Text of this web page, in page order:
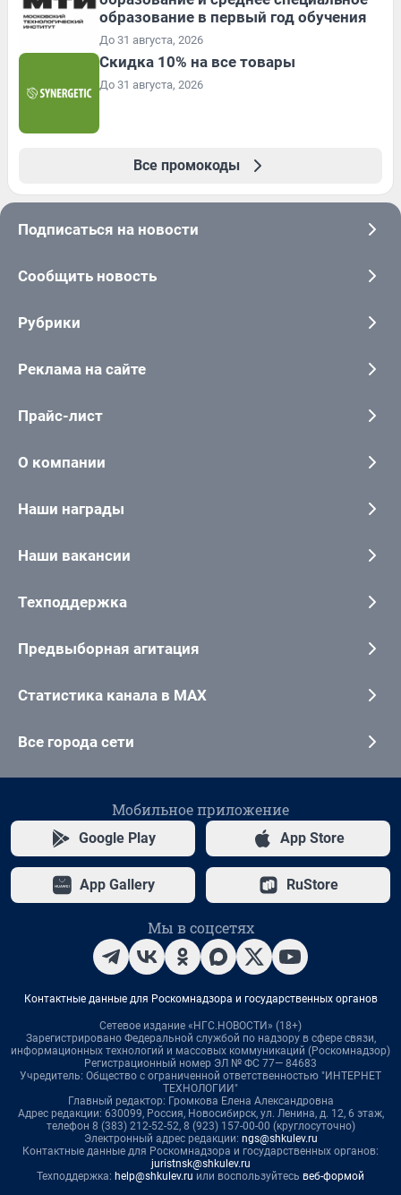
образование в первый год обучения
До 31 августа, 2026
Скидка 10% на все товары
До 31 августа, 2026
Все промокоды
Подписаться на новости
Сообщить новость
Рубрики
Реклама на сайте
Прайс-лист
О компании
Наши награды
Наши вакансии
Техподдержка
Предвыборная агитация
Статистика канала в MAX
Все города сети
Мобильное приложение
Google Play App Store
App Gallery RuStore
Мы в соцсетях
Контактные данные для Роскомнадзора и государственных органов
Сетевое издание «НГС.НОВОСТИ» (18+)
Зарегистрировано Федеральной службой по надзору в сфере связи,
информационных технологий и массовых коммуникаций (Роскомнадзор)
Регистрационный номер ЭЛ № ФС 77— 84683
Учредитель: Общество с ограниченной ответственностью "ИНТЕРНЕТ
ТЕХНОЛОГИИ"
Главный редактор: Громкова Елена Александровна
Адрес редакции: 630099, Россия, Новосибирск, ул. Ленина, д. 12, 6 этаж,
телефон 8 (383) 212-52-52, 8 (923) 157-00-00 (круглосуточно)
Электронный адрес редакции: ngs@shkulev.ru
Контактные данные для Роскомнадзора и государственных органов:
juristnsk@shkulev.ru
Техподдержка: help@shkulev.ru или воспользуйтесь веб-формой